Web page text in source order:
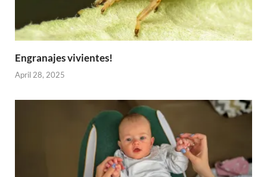
Engranajes vivientes!
April 28, 2025